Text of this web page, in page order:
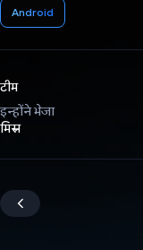
Android
टीम
इन्होंने भेजा
मिस्र